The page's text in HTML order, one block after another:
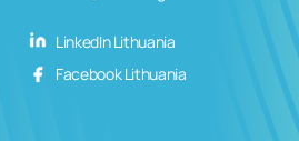
LinkedIn Lithuania
Facebook Lithuania